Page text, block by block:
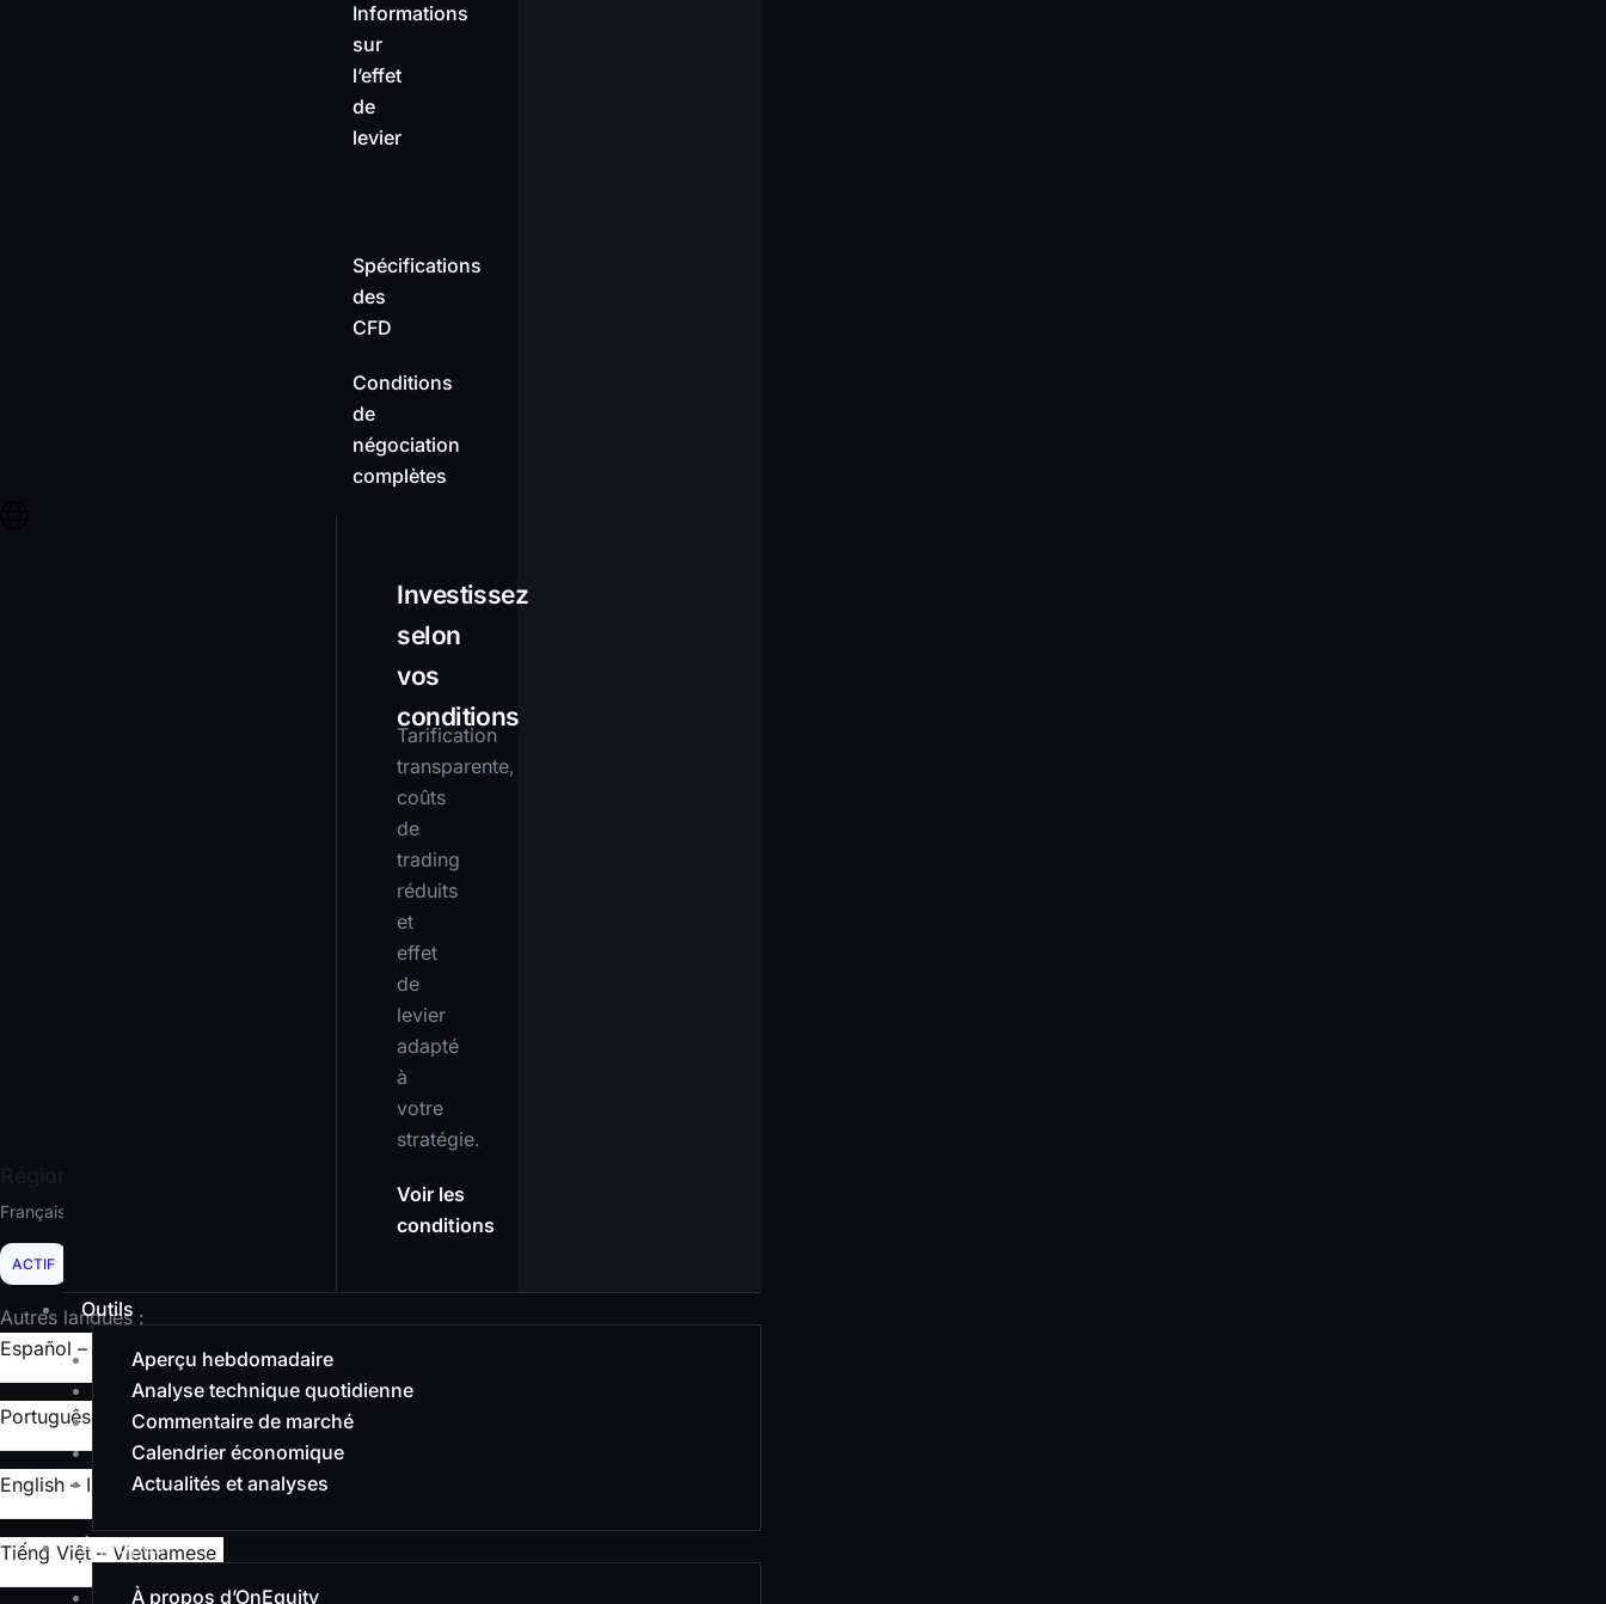
Informations
sur
l’effet
de
levier
Spécifications
des
CFD
Conditions
de
négociation
complètes
Investissez
selon
vos
conditions
Tarification
transparente,
coûts
de
trading
réduits
et
effet
de
levier
adapté
à
votre
stratégie.
Voir les
conditions
Outils
Aperçu hebdomadaire
Analyse technique quotidienne
Commentaire de marché
Calendrier économique
Actualités et analyses
À propos
À propos d’OnEquity
Français
ACTIF
Autres langues :
Español – Spanish
Português – Portuguese
English – International
Tiếng Việt – Vietnamese